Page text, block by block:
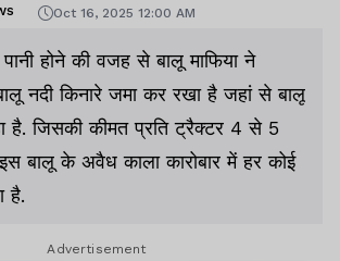
Oct 16, 2025 12:00 AM
होने की वजह से बालू माफिया ने
नदी किनारे जमा कर रखा है जहां से बालू
जिसकी कीमत प्रति ट्रैक्टर 4 से 5
बालू के अवैध काला कारोबार में हर कोई
है.
Advertisement